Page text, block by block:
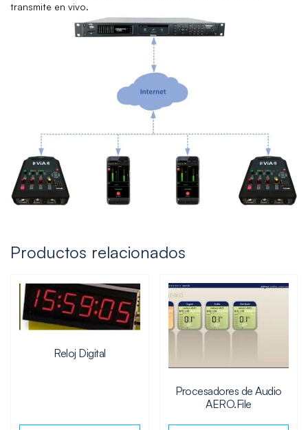
transmite en vivo.
Productos relacionados
Reloj Digital
Procesadores de Audio
AERO.File